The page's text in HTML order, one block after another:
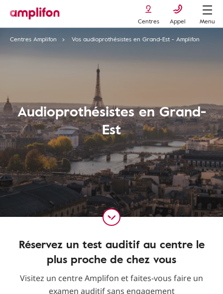
Centres Appel
Menu
Centres Amplifon
Vos audioprothésistes en Grand-Est - Amplifon
Audioprothésistes en Grand-
Est
Réservez un test auditif au centre le
plus proche de chez vous
Visitez un centre Amplifon et faites-vous faire un
examen auditif sans engagement